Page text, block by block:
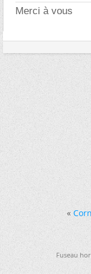
Merci à vous
«
Fuseau